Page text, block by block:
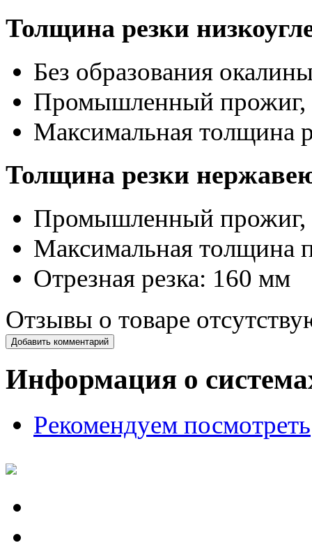
Толщина резки
Без образования
Промышленный
Максимальная толщина
Толщина резки
Промышленный
Максимальная толщина
Отрезная резка: 160 мм
Отзывы о товаре
Добавить комментарий
Информация о
Рекомендуем посмотреть